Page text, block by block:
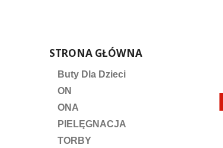
STRONA GŁÓWNA
Buty Dla Dzieci
ON
ONA
PIELĘGNACJA
TORBY